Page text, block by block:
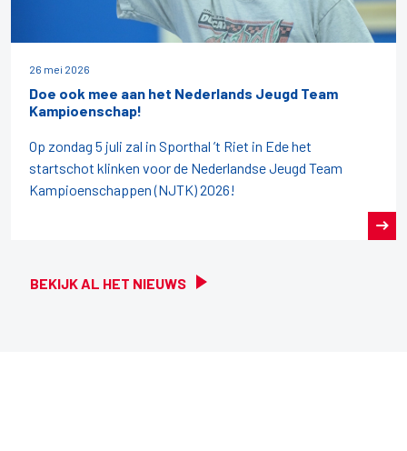
BEKIJK AL HET NIEUWS
26 mei 2026
Doe ook mee aan het Nederlands Jeugd Team
Kampioenschap!
Op zondag 5 juli zal in Sporthal ’t Riet in Ede het
startschot klinken voor de Nederlandse Jeugd Team
Kampioenschappen (NJTK) 2026!